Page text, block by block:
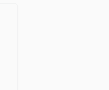
ao painel. Você pode
Aparência. Mudança
de comportamento.